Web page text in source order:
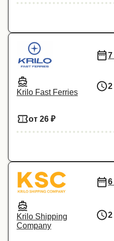
Krilo Fast Ferries
7
2
от 26 ₽
Krilo Shipping
Company
6
2